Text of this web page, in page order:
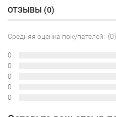
ОТЗЫВЫ (0)
Средняя оценка покупателей: (0)
0
0
0
0
0